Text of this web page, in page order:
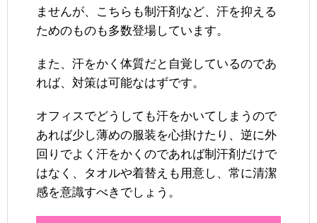
ませんが、こちらも制汗剤など、汗を抑える
ためのものも多数登場しています。
また、汗をかく体質だと自覚しているのであ
れば、対策は可能なはずです。
オフィスでどうしても汗をかいてしまうので
あれば少し薄めの服装を心掛けたり、逆に外
回りでよく汗をかくのであれば制汗剤だけで
はなく、タオルや着替えも用意し、常に清潔
感を意識すべきでしょう。